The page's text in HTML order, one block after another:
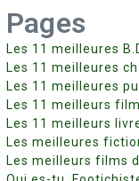
Pages
Les 11 meilleures
Les 11 meilleures
Les 11 meilleures
Les 11 meilleurs
Les 11 meilleurs
Les meilleures
Les meilleurs films